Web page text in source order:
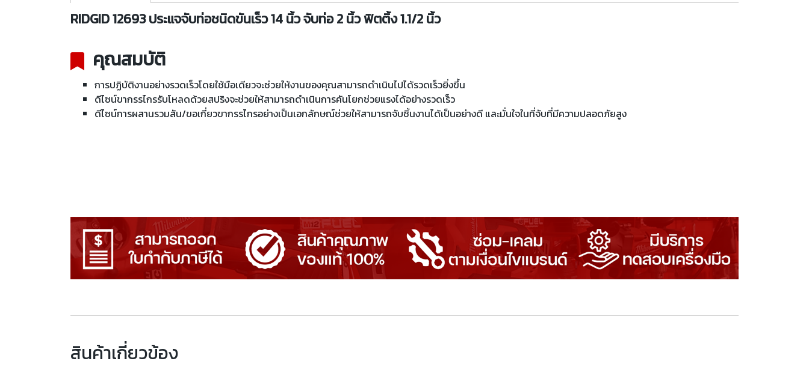
RIDGID 12693 ประแจจับท่อชนิดขันเร็ว 14 นิ้ว จับท่อ 2 นิ้ว ฟิตติ้ง 1.1/2 นิ้ว
คุณสมบัติ
การปฏิบัติงานอย่างรวดเร็วโดยใช้มือเดียวจะช่วยให้งานของคุณสามารถดำเนินไปได้รวดเร็วยิ่งขึ้น
ดีไซน์ขากรรไกรรับโหลดด้วยสปริงจะช่วยให้สามารถดำเนินการคันโยกช่วยแรงได้อย่างรวดเร็ว
ดีไซน์การผสานรวมสัน/ขอเกี่ยวขากรรไกรอย่างเป็นเอกลักษณ์ช่วยให้สามารถจับชิ้นงานได้เป็นอย่างดี และมั่นใจในที่จับที่มีความปลอดภัยสูง
สินค้าเกี่ยวข้อง